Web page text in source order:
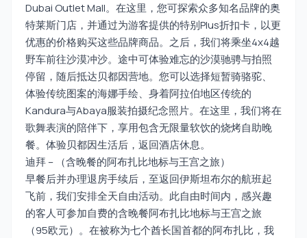
Dubai Outlet Mall。在这里，您可探索众多知名品牌的奥
特莱斯门店，并通过为游客提供的特别Plus折扣卡，以更
优惠的价格购买这些品牌商品。之后，我们将乘坐4x4越
野车前往沙漠冲沙。途中可体验难忘的沙漠驰骋与拍照
停留，随后抵达贝都因营地。您可以选择短暂骑骆驼、
体验传统图案的海娜手绘、身着阿拉伯地区传统的
Kandura与Abaya服装拍摄纪念照片。在这里，我们将在
歌舞表演的陪伴下，享用包含无限量软饮的烧烤自助晚
餐。体验贝都因生活后，返回酒店休息。
迪拜 – （含晚餐的阿布扎比地标与王宫之旅）
早餐后并办理退房手续后，至返回伊斯坦布尔的航班起
飞前，我们安排全天自由活动。此自由时间内，感兴趣
的客人可参加自费的含晚餐阿布扎比地标与王宫之旅
（95欧元）。在被称为七个酋长国首都的阿布扎比，我